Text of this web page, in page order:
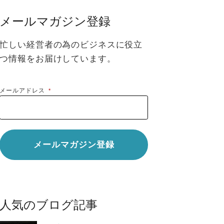
メールマガジン登録
忙しい経営者の為のビジネスに役立
つ情報をお届けしています。
メールアドレス*
人気のブログ記事